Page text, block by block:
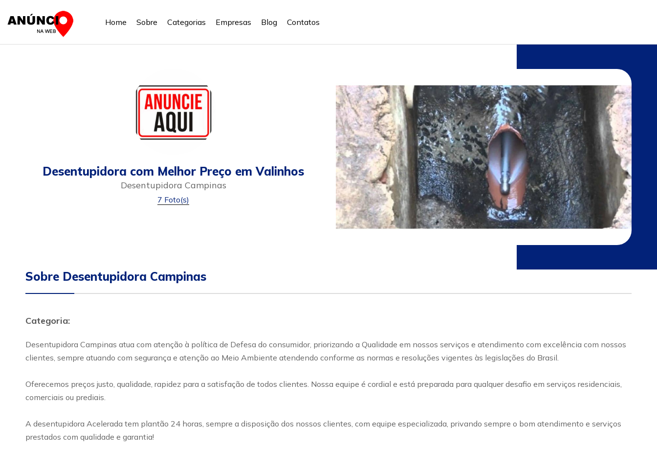
Home Sobre Categorias Empresas Blog Contatos
Desentupidora com Melhor Preço em Valinhos
Desentupidora Campinas
7 Foto(s)
Sobre Desentupidora Campinas
Categoria:
Desentupidora Campinas atua com atenção à política de Defesa do consumidor, priorizando a Qualidade em nossos serviços e atendimento com excelência com nossos
clientes, sempre atuando com segurança e atenção ao Meio Ambiente atendendo conforme as normas e resoluções vigentes às legislações do Brasil.
Oferecemos preços justo, qualidade, rapidez para a satisfação de todos clientes. Nossa equipe é cordial e está preparada para qualquer desafio em serviços residenciais,
comerciais ou prediais.
A desentupidora Acelerada tem plantão 24 horas, sempre a disposição dos nossos clientes, com equipe especializada, privando sempre o bom atendimento e serviços
prestados com qualidade e garantia!